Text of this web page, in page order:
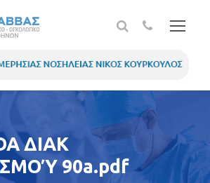
ΔΙΑΚ
90a.pdf